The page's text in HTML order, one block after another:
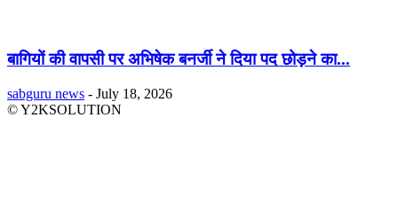
बागियों की वापसी पर अभिषेक बनर्जी ने दिया पद छोड़ने का...
sabguru news - July 18, 2026
© Y2KSOLUTION